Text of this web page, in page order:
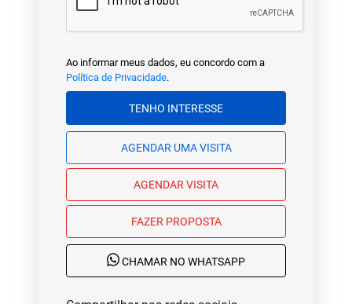
Ao informar meus dados, eu concordo com a
Política de Privacidade.
TENHO INTERESSE
AGENDAR UMA VISITA
AGENDAR VISITA
FAZER PROPOSTA
CHAMAR NO WHATSAPP